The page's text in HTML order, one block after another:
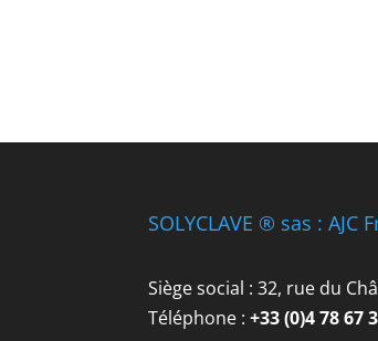
SOLYCLAVE ® sas :
Siège social : 32, rue du
Téléphone : +33 (0)4 78 67